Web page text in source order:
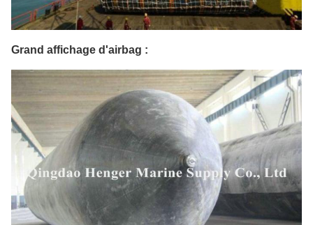
Grand affichage d'airbag :